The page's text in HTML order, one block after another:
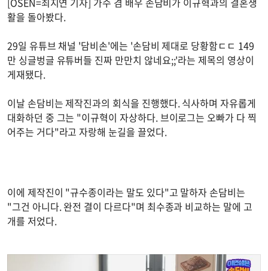
활을 돌아봤다.
29일 유튜브 채널 '담비손'에는 '손담비 제대로 당황함ㄷㄷ 149
만 싱글벙글 유튜버들 진짜 만만치 않네요;;'라는 제목의 영상이
게재됐다.
이날 손담비는 제작진과의 회식을 진행했다. 식사하며 자유롭게
대화하던 중 그는 "이규혁이 자상하다. 브이로그는 오빠가 다 찍
어주는 거다"라고 자랑해 눈길을 끌었다.
이에 제작진이 "규수종이라는 말도 있다"고 말하자 손담비는
"그건 아니다. 완전 결이 다르다"며 최수종과 비교하는 말에 고
개를 저었다.